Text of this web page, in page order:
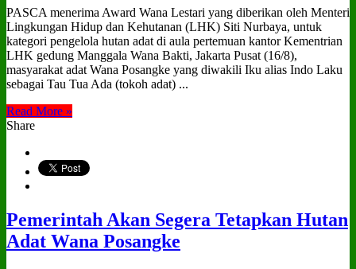
PASCA menerima Award Wana Lestari yang diberikan oleh Menteri
Lingkungan Hidup dan Kehutanan (LHK) Siti Nurbaya, untuk
kategori pengelola hutan adat di aula pertemuan kantor Kementrian
LHK gedung Manggala Wana Bakti, Jakarta Pusat (16/8),
masyarakat adat Wana Posangke yang diwakili Iku alias Indo Laku
sebagai Tau Tua Ada (tokoh adat) ...
Read More »
Share
Pemerintah Akan Segera Tetapkan Hutan
Adat Wana Posangke